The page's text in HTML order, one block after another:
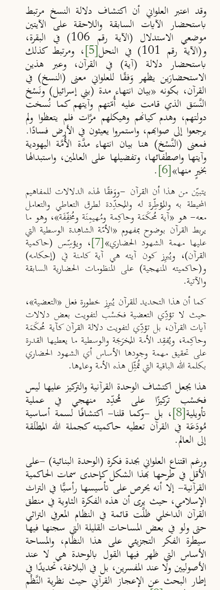
وقد اعتبر العلواني أن اكتشاف دلالة النسخ مرتبط
باستحضار الآيات السابقة واللاحقة على الآيتين
موضعي الاستدلال (الآية رقم 106) في البقرة،
و(الآية رقم 101) في النحل [5] ، ومرتبط كذلك
باستحضار دلالة (آية) في القرآن، وعبر هذين
الاستحضارَين يظهر وَفقًا للعلواني معنى (النسخ) في
القرآن، بكونه «بيان انتهاء مدة (بني إسرائيل)ونَسْخ
النَّسَق الذي قامت عليه أمّتهم وآيتهم كما نُسخت
دولتهم، وهدم كيانهم وهيكلهم مرَّات فلم يتعظوا ولم
يرجعوا إلى صوابهم، واستمروا يعيثون في الأرض فسادًا.
فمعنى (النَّسْخ) هنا بيان انتهاء مدَّة الأمَّة اليهودية
وآيتها واصطفائها، وتفضيلها على العالمين، واستبدالها
بخيرٍ منها»
[6]
.
يتبيّن من هذا أن القرآن -ووَفقًا لهذه الدلالات للمفاهيم
المحيطة به والمُؤطِّرة له والمُحدِّدة لطرق التعاطي والتعامل
معه- هو «آية مُحكَمَة وحاكِمة ومُهيمِنَة ومُخفِّفَة»، وهو ما
يربط القرآن بوضوح بمفهوم «الأمّة الشاهِدة الوسطية التي
عليها مهمة الشهود الحضاري»
[7] ، ويؤسِّس (حاكمية
القرآن)، ويُبرِز كون آيته هي آية كامنة في (إحكامه)
و(حاكميته المنهجية) على المنظومات الحضارية السابقة
والآتية.
كما أن هذا التحديد للقرآن يُبرِز خطورة فعل «التعضية»،
حيث لا تؤدِّي التعضية فحَسْب لتفويت بعض دلالات
آيات القرآن، بل تؤدِّي لتفويت دلالة القرآن كآية مُحكَمَة
وحاكِمة، ويُفقِد الأمة المُخرَجَة والوسطية ما يعطيها القدرة
على تحقيق مهمة وجودها الأساس أي الشهود الحضاري
بكلمة الله الباقية التي تُمثِّل هذه الأمة وعاءها.
هذا يجعل اكتشاف الوحدة القرآنية والتركيز عليها ليس
فحَسْب تركيزًا على مُحدِّد منهجي في عملية
تأويلية[8] ، بل -وكما قلنا- اكتشافًا لسمة أساسية
مُودَعَة في القرآن تعطيه حاكميته كجملة الله المُطلَقة
إلى العالم.
ورغم اقتناع العلواني بجدة فكرة (الوحدة البنائية) -على
الأقل في طرحها بهذا الشكل كإحدى سمات الحاكمية
القرآنية- إلا أنه يحرص على تأسيسها رأسيًّا في التراث
الإسلامي، حيث يرى أن هذه الفكرة الثاوية في منطق
القرآن الداخلي ظلَّت قائمة في النظام المعرفي التراثي
حتى ولو في بعض المساحات القليلة التي سجنها فيها
سيطرة الفكر التجزيئي على هذا النظام، والمساحة
الأساس التي ظهر فيها القول بالوحدة هي لا عند
الأصوليين ولا عند المفسرين، بل في البلاغة، تحديدًا في
إطار البحث عن الإعجاز القرآني حيث نظرية النَّظْم